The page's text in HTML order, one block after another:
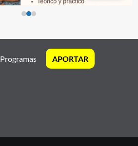
Programas APORTAR